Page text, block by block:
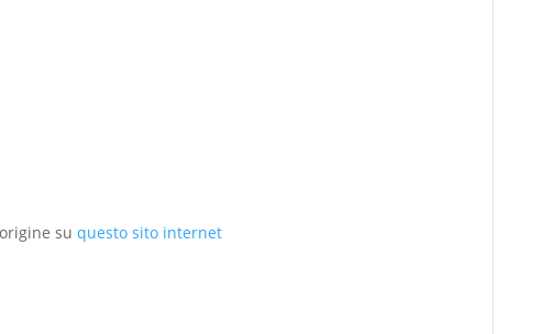
su questo sito internet